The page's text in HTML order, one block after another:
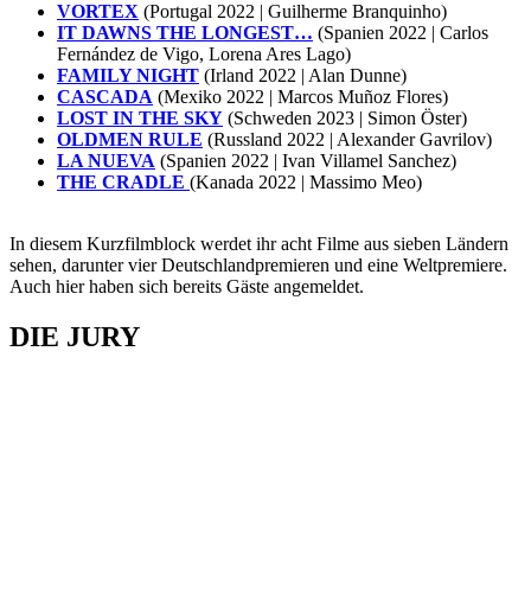
VORTEX (Portugal 2022 | Guilherme Branquinho)
IT DAWNS THE LONGEST… (Spanien 2022 | Carlos
Fernández de Vigo, Lorena Ares Lago)
FAMILY NIGHT (Irland 2022 | Alan Dunne)
CASCADA (Mexiko 2022 | Marcos Muñoz Flores)
LOST IN THE SKY (Schweden 2023 | Simon Öster)
OLDMEN RULE (Russland 2022 | Alexander Gavrilov)
LA NUEVA (Spanien 2022 | Ivan Villamel Sanchez)
THE CRADLE (Kanada 2022 | Massimo Meo)
In diesem Kurzfilmblock werdet ihr acht Filme aus sieben Ländern
sehen, darunter vier Deutschlandpremieren und eine Weltpremiere.
Auch hier haben sich bereits Gäste angemeldet.
DIE JURY